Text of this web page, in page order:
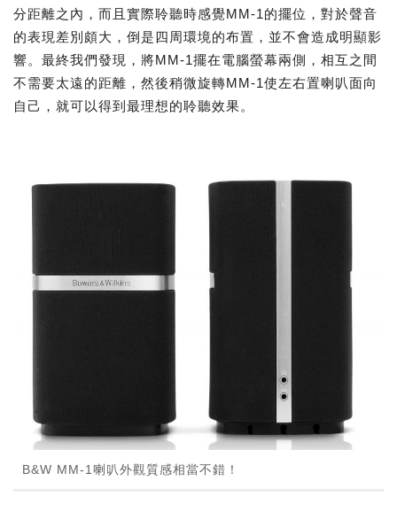
分距離之內，而且實際聆聽時感覺MM-1的擺位，對於聲音
的表現差別頗大，倒是四周環境的布置，並不會造成明顯影
響。最終我們發現，將MM-1擺在電腦螢幕兩側，相互之間
不需要太遠的距離，然後稍微旋轉MM-1使左右置喇叭面向
自己，就可以得到最理想的聆聽效果。
B&W MM-1喇叭外觀質感相當不錯！